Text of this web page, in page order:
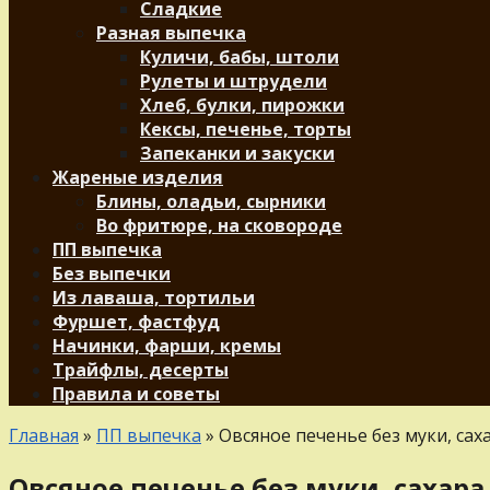
Сладкие
Разная выпечка
Куличи, бабы, штоли
Рулеты и штрудели
Хлеб, булки, пирожки
Кексы, печенье, торты
Запеканки и закуски
Жареные изделия
Блины, оладьи, сырники
Во фритюре, на сковороде
ПП выпечка
Без выпечки
Из лаваша, тортильи
Фуршет, фастфуд
Начинки, фарши, кремы
Трайфлы, десерты
Правила и советы
Главная » ПП выпечка » Овсяное печенье без муки,